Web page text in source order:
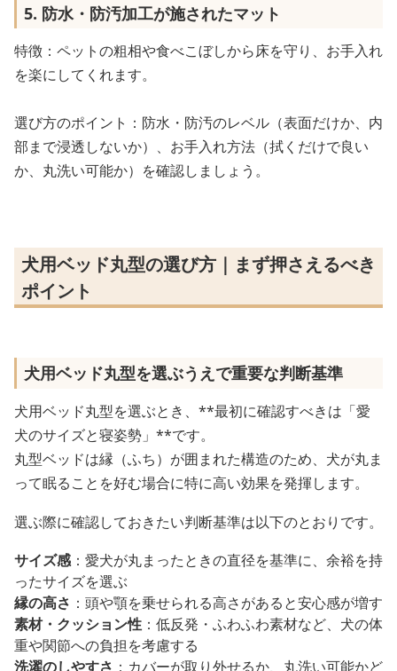
5. 防水・防汚加工が施されたマット
特徴：ペットの粗相や食べこぼしから床を守り、お手入れ
を楽にしてくれます。
選び方のポイント：防水・防汚のレベル（表面だけか、内
部まで浸透しないか）、お手入れ方法（拭くだけで良い
か、丸洗い可能か）を確認しましょう。
犬用ベッド丸型の選び方｜まず押さえるべき
ポイント
犬用ベッド丸型を選ぶうえで重要な判断基準
犬用ベッド丸型を選ぶとき、**最初に確認すべきは「愛
犬のサイズと寝姿勢」**です。
丸型ベッドは縁（ふち）が囲まれた構造のため、犬が丸ま
って眠ることを好む場合に特に高い効果を発揮します。
選ぶ際に確認しておきたい判断基準は以下のとおりです。
サイズ感：愛犬が丸まったときの直径を基準に、余裕を持
ったサイズを選ぶ
縁の高さ ：頭や顎を乗せられる高さがあると安心感が増す
素材・クッション性 ：低反発・ふわふわ素材など、犬の体
重や関節への負担を考慮する
洗濯のしやすさ ：カバーが取り外せるか、丸洗い可能かど